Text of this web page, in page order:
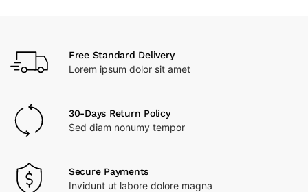
Free Standard Delivery
Lorem ipsum dolor sit amet
30-Days Return Policy
Sed diam nonumy tempor
Secure Payments
Invidunt ut labore dolore magna